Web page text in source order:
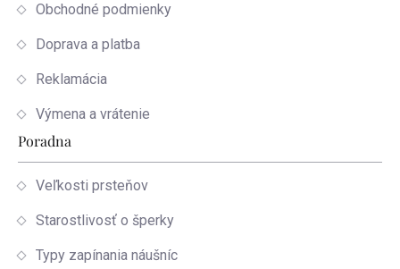
Obchodné podmienky
Doprava a platba
Reklamácia
Výmena a vrátenie
Poradna
Veľkosti prsteňov
Starostlivosť o šperky
Typy zapínania náušníc